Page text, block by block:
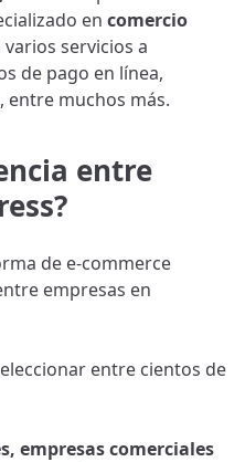
en comercio
servicios a
de pago en línea,
entre muchos más.
entre
de e-commerce
empresas en
entre cientos de
empresas comerciales